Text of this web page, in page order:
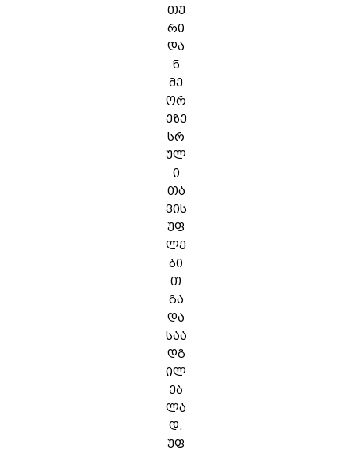
თუ
რი
და
ნ
მე
ორ
ეზე
სრ
ულ
ი
თა
ვის
უფ
ლე
ბი
თ
გა
და
საა
დგ
ილ
ებ
ლა
დ.
უფ